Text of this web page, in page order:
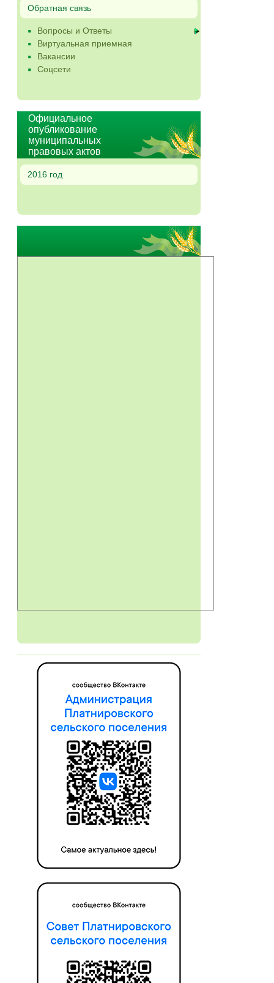
Обратная связь
Вопросы и Ответы
Виртуальная приемная
Вакансии
Соцсети
Официальное
опубликование
муниципальных
правовых актов
2016 год